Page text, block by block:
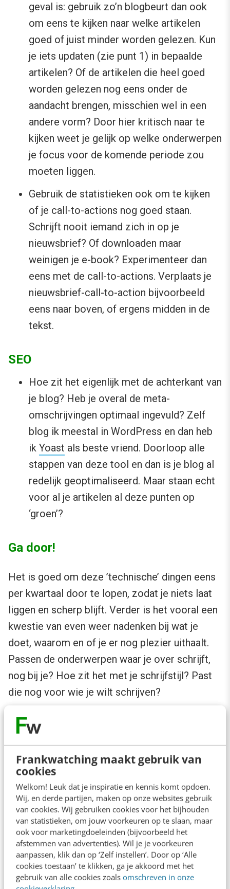
Frankwatching maakt gebruik van
cookies
Welkom! Leuk dat je inspiratie en kennis komt opdoen.
Wij, en derde partijen, maken op onze websites gebruik
van cookies. Wij gebruiken cookies voor het bijhouden
van statistieken, om jouw voorkeuren op te slaan, maar
ook voor marketingdoeleinden (bijvoorbeeld het
afstemmen van advertenties). Wil je je voorkeuren
aanpassen, klik dan op ‘Zelf instellen’. Door op ‘Alle
cookies toestaan’ te klikken, ga je akkoord met het
gebruik van alle cookies zoals omschreven in onze
geval is: gebruik zo’n blogbeurt dan ook
om eens te kijken naar welke artikelen
goed of juist minder worden gelezen. Kun
je iets updaten (zie punt 1) in bepaalde
artikelen? Of de artikelen die heel goed
worden gelezen nog eens onder de
aandacht brengen, misschien wel in een
andere vorm? Door hier kritisch naar te
kijken weet je gelijk op welke onderwerpen
je focus voor de komende periode zou
moeten liggen.
Gebruik de statistieken ook om te kijken
of je call-to-actions nog goed staan.
Schrijft nooit iemand zich in op je
nieuwsbrief? Of downloaden maar
weinigen je e-book? Experimenteer dan
eens met de call-to-actions. Verplaats je
nieuwsbrief-call-to-action bijvoorbeeld
eens naar boven, of ergens midden in de
tekst.
SEO
Hoe zit het eigenlijk met de achterkant van
je blog? Heb je overal de meta-
omschrijvingen optimaal ingevuld? Zelf
blog ik meestal in WordPress en dan heb
ik Yoast als beste vriend. Doorloop alle
stappen van deze tool en dan is je blog al
redelijk geoptimaliseerd. Maar staan echt
voor al je artikelen al deze punten op
‘groen’?
Ga door!
Het is goed om deze ’technische’ dingen eens
per kwartaal door te lopen, zodat je niets laat
liggen en scherp blijft. Verder is het vooral een
kwestie van even weer nadenken bij wat je
doet, waarom en of je er nog plezier uithaalt.
Passen de onderwerpen waar je over schrijft,
nog bij je? Hoe zit het met je schrijfstijl? Past
die nog voor wie je wilt schrijven?
Door regelmatig stil te staan bij de
beweegredenen achter je blog, ben ik ervan
overtuigd dat je er plezier uit blijft halen. Ren
niet door, maar houd af en toe pas op de plaats.
En verder blijft bloggen een kwestie van
geduld. Blijf regelmatig posten, geef niet op en
ga door.
Anderen lezen ook